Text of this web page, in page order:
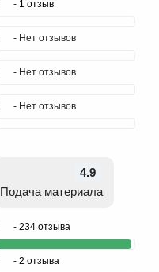
- 1 отзыв
- Нет отзывов
- Нет отзывов
- Нет отзывов
4.9
Подача материала
- 234 отзыва
- 2 отзыва